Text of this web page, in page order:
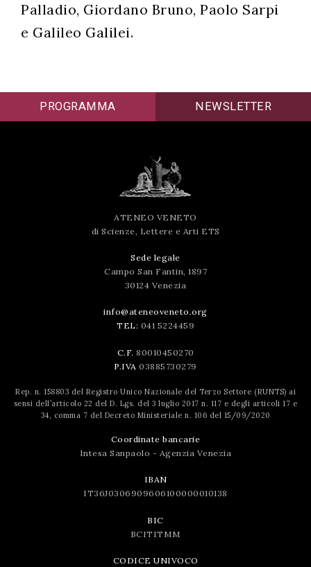
Palladio, Giordano Bruno, Paolo Sarpi
e Galileo Galilei.
PROGRAMMA NEWSLETTER
ATENEO VENETO
di Scienze, Lettere e Arti ETS
Sede legale
Campo San Fantin, 1897
30124 Venezia
info@ateneoveneto.org
TEL: 041 5224459
C.F. 80010450270
P.IVA 03885730279
Rep. n. 158803 del Registro Unico Nazionale del Terzo Settore (RUNTS) ai
sensi dell’articolo 22 del D. Lgs. del 3 luglio 2017 n. 117 e degli articoli 17 e
34, comma 7 del Decreto Ministeriale n. 106 del 15/09/2020
Coordinate bancarie
Intesa Sanpaolo - Agenzia Venezia
IBAN
IT36J0306909606100000010138
BIC
BCITITMM
CODICE UNIVOCO